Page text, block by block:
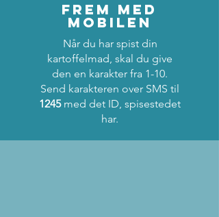
frem med
mobilen
Når du har spist din
kartoffelmad, skal du give
den en karakter fra 1-10.
Send karakteren over SMS til
1245 med det ID, spisestedet
har.